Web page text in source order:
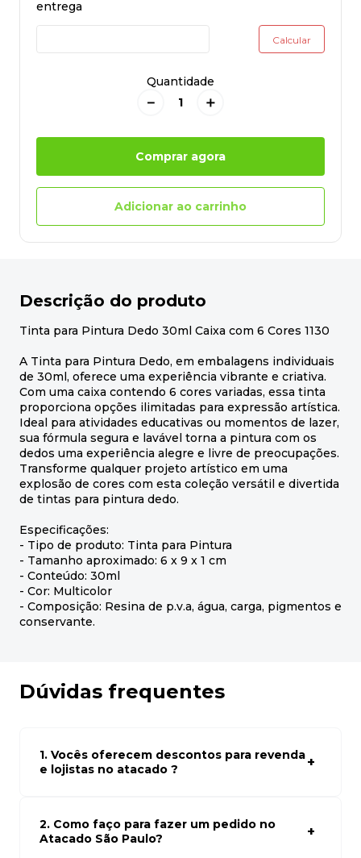
Quantidade
＋
－
Comprar agora
Adicionar ao carrinho
Descrição do produto
Tinta para Pintura Dedo 30ml Caixa com 6 Cores 1130
A Tinta para Pintura Dedo, em embalagens individuais
de 30ml, oferece uma experiência vibrante e criativa.
Com uma caixa contendo 6 cores variadas, essa tinta
proporciona opções ilimitadas para expressão artística.
Ideal para atividades educativas ou momentos de lazer,
sua fórmula segura e lavável torna a pintura com os
dedos uma experiência alegre e livre de preocupações.
Transforme qualquer projeto artístico em uma
explosão de cores com esta coleção versátil e divertida
de tintas para pintura dedo.
Especificações:
- Tipo de produto: Tinta para Pintura
- Tamanho aproximado: 6 x 9 x 1 cm
- Conteúdo: 30ml
- Cor: Multicolor
- Composição: Resina de p.v.a, água, carga, pigmentos e
conservante.
Dúvidas frequentes
1. Vocês oferecem descontos para revenda
e lojistas no atacado ?
atacado empresas e compre com os melhores preços
para seu modelo de negócio
2. Como faço para fazer um pedido no
Atacado São Paulo?